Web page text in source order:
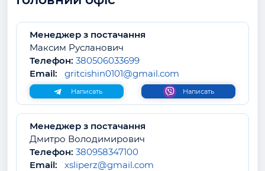
Менеджер з постачання
Максим Русланович
Телефон: 380506033699
Email:
gritcishin0101@gmail.com
Написать Написать
Менеджер з постачання
Дмитро Володимирович
Телефон: 380958347100
Email:
xsliperz@gmail.com